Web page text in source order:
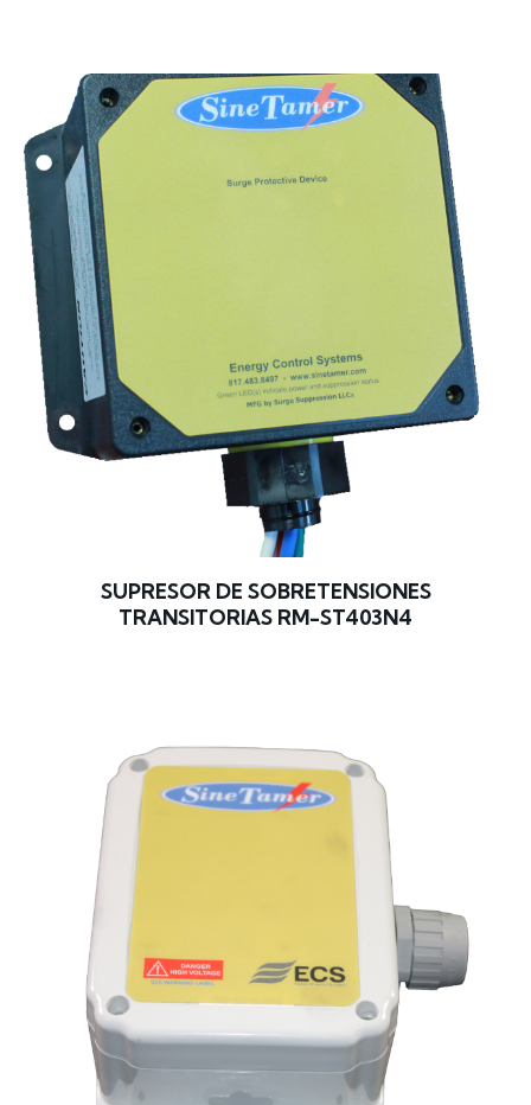
SUPRESOR DE SOBRETENSIONES
TRANSITORIAS RM-ST403N4